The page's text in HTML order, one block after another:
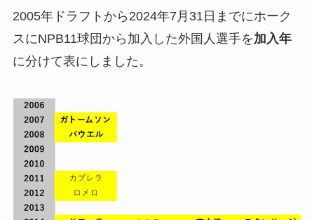
2005年ドラフトから2024年7月31日までにホーク
スにNPB11球団から加入した外国人選手を加入年
に分けて表にしました。